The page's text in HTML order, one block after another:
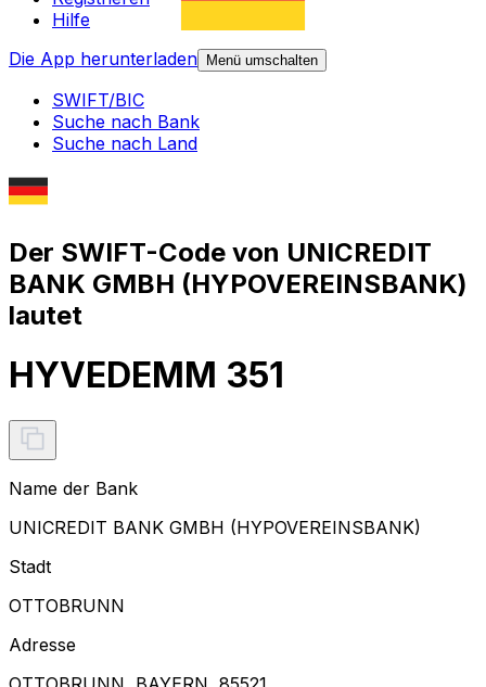
Hilfe
Die App herunterladen
Menü umschalten
SWIFT/BIC
Suche nach Bank
Suche nach Land
Der SWIFT-Code von UNICREDIT
BANK GMBH (HYPOVEREINSBANK)
lautet
HYVEDEMM 351
Name der Bank
UNICREDIT BANK GMBH (HYPOVEREINSBANK)
Stadt
OTTOBRUNN
Adresse